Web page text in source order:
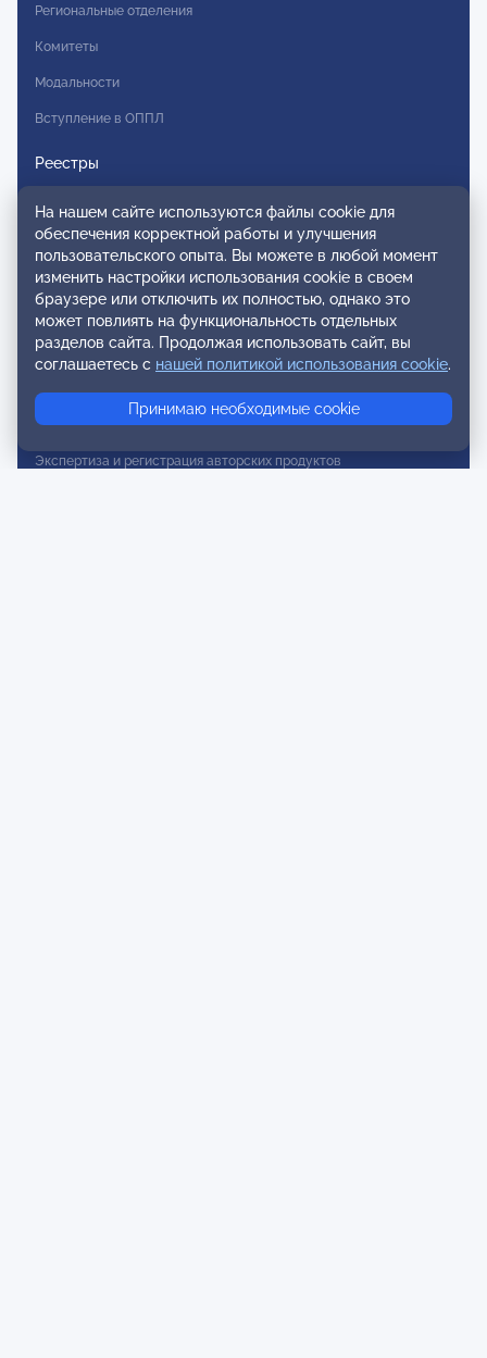
Региональные отделения
Комитеты
Модальности
Вступление в ОППЛ
Реестры
Реестр консультативных членов
Реестр действительных членов
Реестр аккредитованных супервизоров
Реестр СРО
Сертификация тренеров и преподавателей
Экспертиза и регистрация авторских продуктов
На нашем сайте используются файлы cookie для
обеспечения корректной работы и улучшения
пользовательского опыта. Вы можете в любой момент
изменить настройки использования cookie в своем
браузере или отключить их полностью, однако это
может повлиять на функциональность отдельных
разделов сайта. Продолжая использовать сайт, вы
соглашаетесь с нашей политикой использования cookie.
Принимаю необходимые cookie